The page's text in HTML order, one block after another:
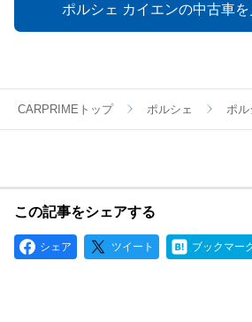
ポルシェ カイエンの中古車を
CARPRIMEトップ ポルシェ ポ
この記事をシェアする
シェア ツイート ブックマー